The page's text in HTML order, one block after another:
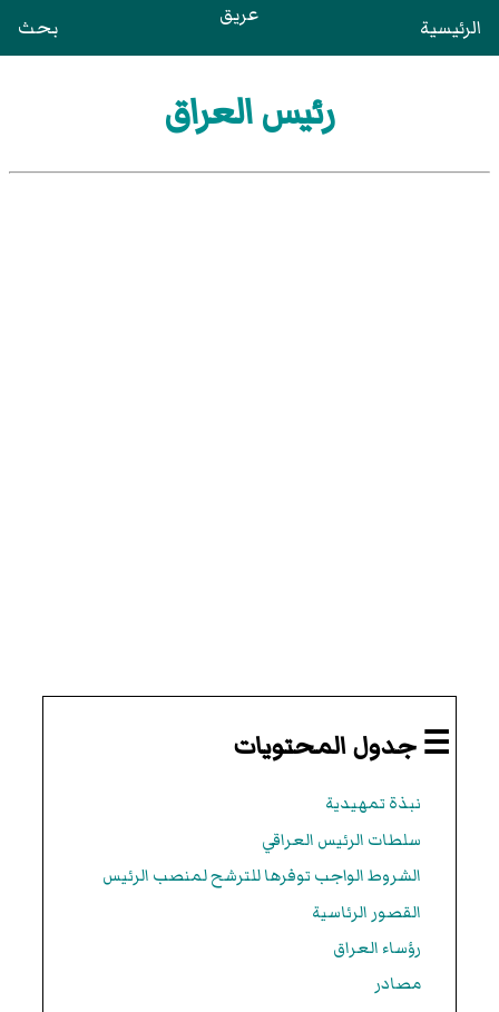
الرئيسية عريق بحث
رئيس العراق
☰ جدول المحتويات
نبذة تمهيدية
سلطات الرئيس العراقي
الشروط الواجب توفرها للترشح لمنصب الرئيس
القصور الرئاسية
رؤساء العراق
مصادر